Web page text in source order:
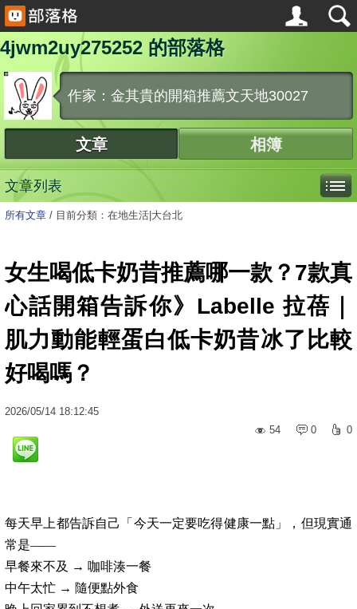
4jwm2uy275252 的部落格
作家：金其貴的開箱推薦文天地30027
文章 相簿
文章列表
所有文章 / 目前分類：在地生活|大台北
女生喝低卡奶昔推薦哪一款？7款真
心話開箱告訴你》Labelle 拉蓓｜
肌力動能輕蛋白低卡奶昔冰了比較
好喝嗎？
2026/05/14 18:12:45
54
0 0
每天早上都告訴自己「今天一定要吃得健康一點」，但現實通
常是——
早餐來不及 → 咖啡湊一餐
中午太忙 → 隨便點外食